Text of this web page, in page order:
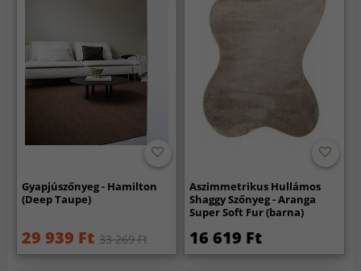
Gyapjúszőnyeg - Hamilton
(Deep Taupe)
29 939 Ft 33 269 Ft
Aszimmetrikus Hullámos
Shaggy Szőnyeg - Aranga
Super Soft Fur (barna)
16 619 Ft